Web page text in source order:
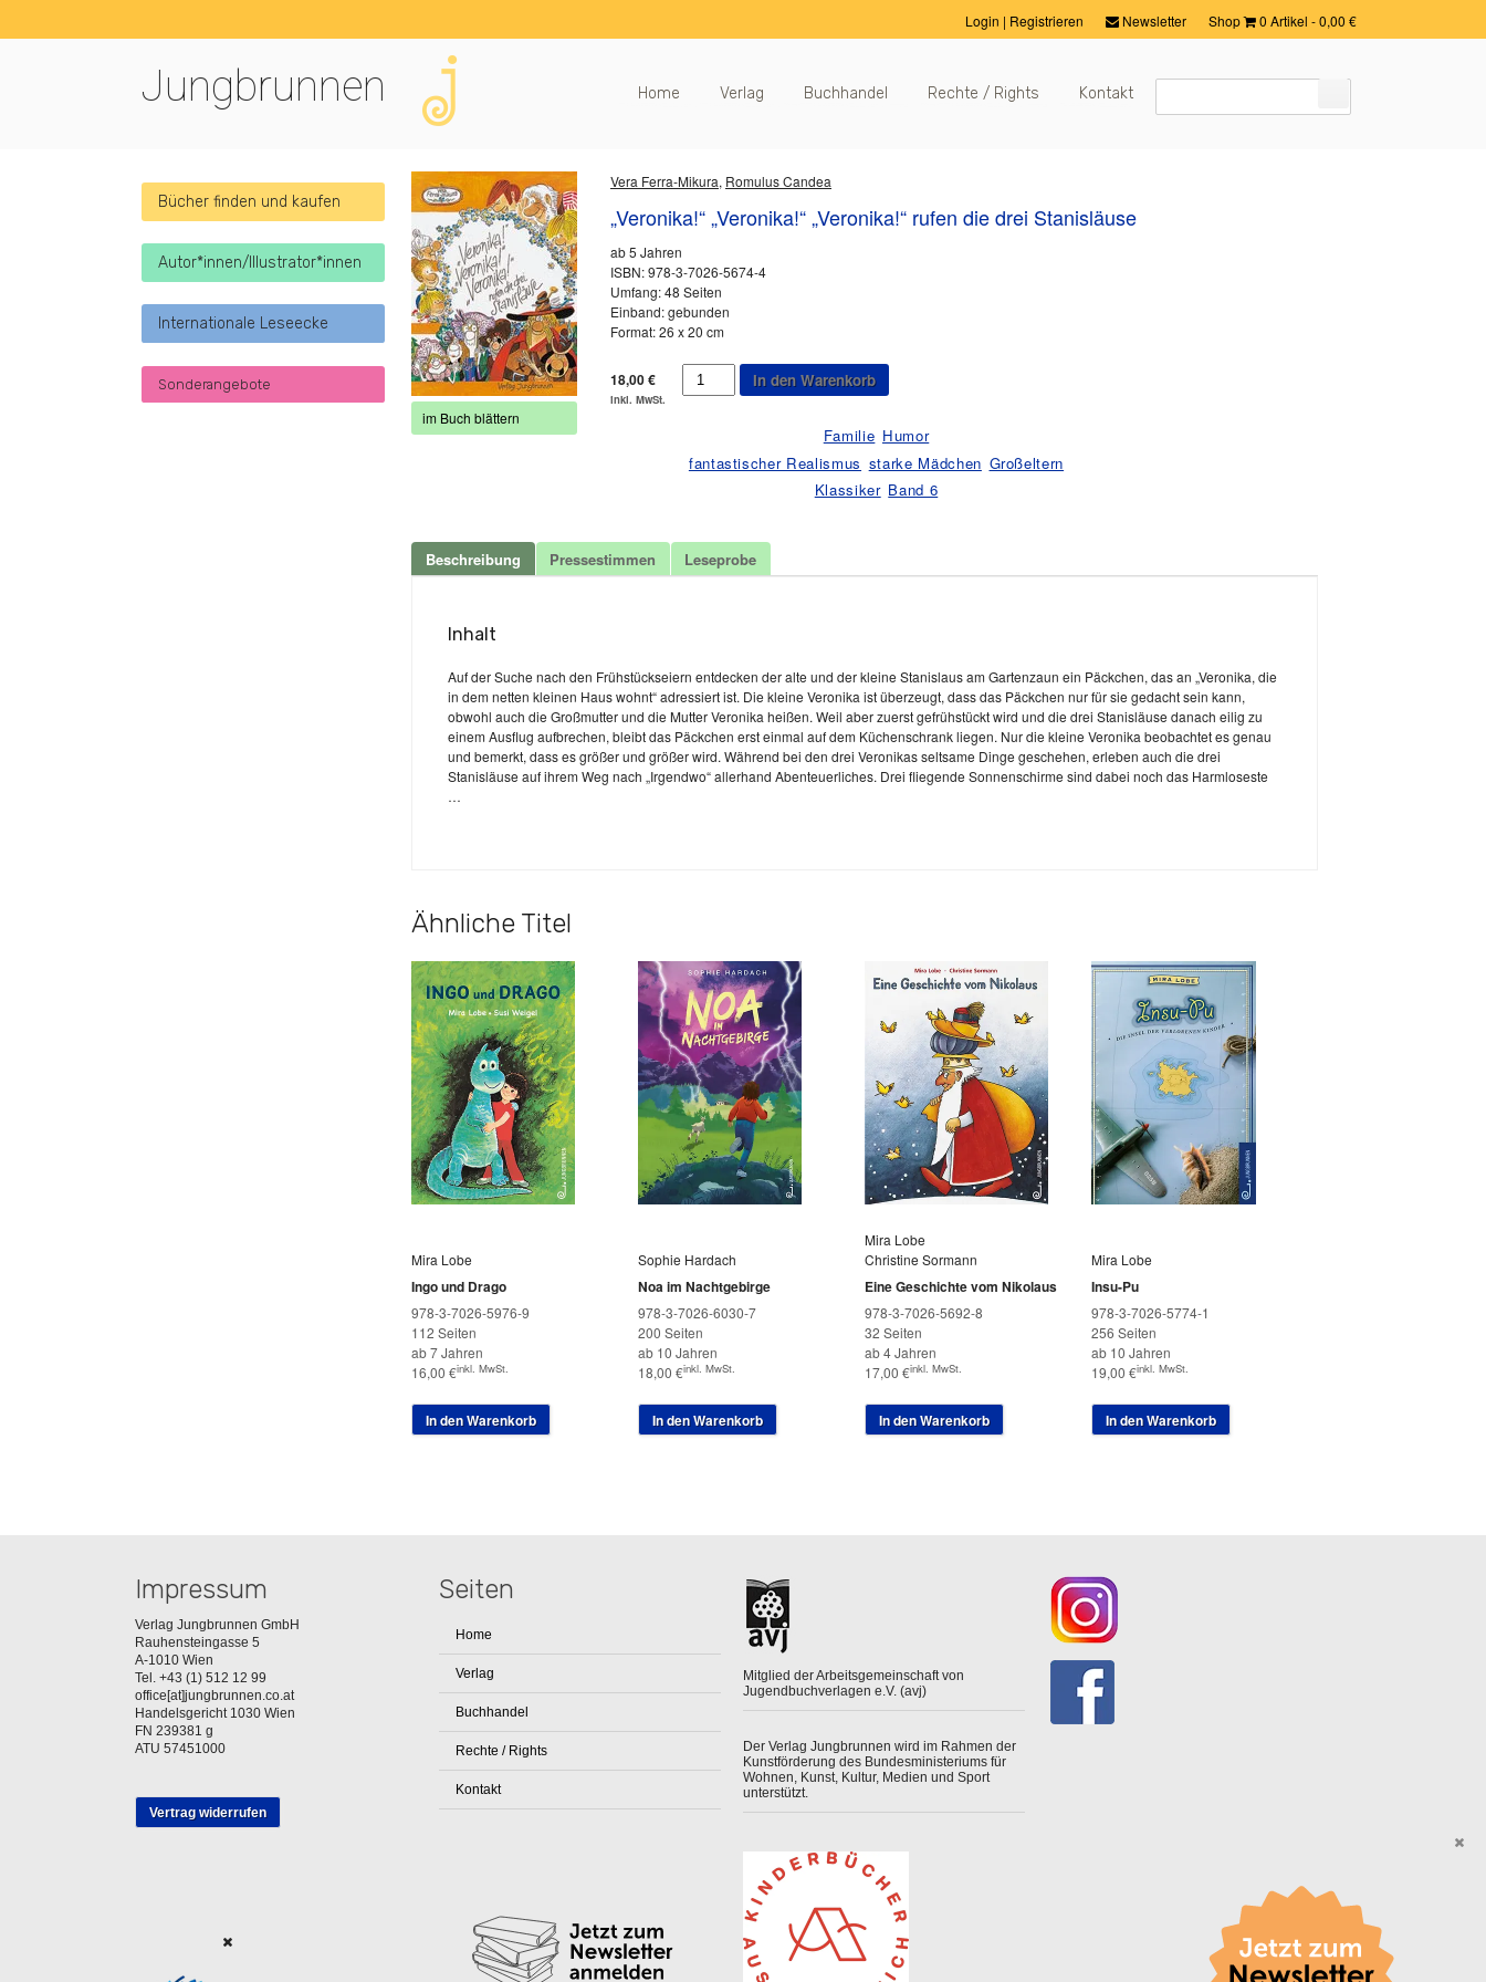
Shop 0 Artikel -0,00 €
Newsletter
Login | Registrieren
Jungbrunnen Home Verlag Buchhandel Rechte / Rights Kontakt
im Buch blättern
Vera Ferra-Mikura, Romulus Candea
„Veronika!“ „Veronika!“ „Veronika!“ rufen die drei Stanisläuse
ab 5 Jahren
ISBN: 978-3-7026-5674-4
Umfang: 48 Seiten
Einband: gebunden
Format: 26 x 20 cm
18,00€
inkl. MwSt.
"Veronika!"
"Veronika!"
drei
In den Warenkorb
Familie Humor
fantastischer Realismus starke Mädchen Großeltern
Klassiker Band 6
Beschreibung Pressestimmen Leseprobe
Inhalt
Auf der Suche nach den Frühstückseiern entdecken der alte und der kleine Stanislaus am Gartenzaun ein Päckchen, das an „Veronika, die
in dem netten kleinen Haus wohnt“ adressiert ist. Die kleine Veronika ist überzeugt, dass das Päckchen nur für sie gedacht sein kann,
obwohl auch die Großmutter und die Mutter Veronika heißen. Weil aber zuerst gefrühstückt wird und die drei Stanisläuse danach eilig zu
einem Ausflug aufbrechen, bleibt das Päckchen erst einmal auf dem Küchenschrank liegen. Nur die kleine Veronika beobachtet es genau
und bemerkt, dass es größer und größer wird. Während bei den drei Veronikas seltsame Dinge geschehen, erleben auch die drei
Stanisläuse auf ihrem Weg nach „Irgendwo“ allerhand Abenteuerliches. Drei fliegende Sonnenschirme sind dabei noch das Harmloseste
…
Ähnliche Titel
Mira Lobe
Ingo und Drago
978-3-7026-5976-9
112 Seiten
ab 7 Jahren
16,00 €inkl. MwSt.
In den Warenkorb
Sophie Hardach
Noa im Nachtgebirge
978-3-7026-6030-7
200 Seiten
ab 10 Jahren
18,00 €inkl. MwSt.
In den Warenkorb
Mira Lobe
Christine Sormann
Eine Geschichte vom Nikolaus
978-3-7026-5692-8
32 Seiten
ab 4 Jahren
17,00 €inkl. MwSt.
In den Warenkorb
Mira Lobe
Insu-Pu
978-3-7026-5774-1
256 Seiten
ab 10 Jahren
19,00 €inkl. MwSt.
In den Warenkorb
Bücher finden und kaufen
Autor*innen/Illustrator*innen
Internationale Leseecke
Sonderangebote
Impressum
Verlag Jungbrunnen GmbH
Rauhensteingasse 5
A-1010 Wien
Tel. +43 (1) 512 12 99
office[at]jungbrunnen.co.at
Handelsgericht 1030 Wien
FN 239381 g
ATU 57451000
Vertrag widerrufen
Seiten
Home
Verlag
Buchhandel
Rechte / Rights
Kontakt
Mitglied der Arbeitsgemeinschaft von
Jugendbuchverlagen e.V. (avj)
Der Verlag Jungbrunnen wird im Rahmen der
Kunstförderung des Bundesministeriums für
Wohnen, Kunst, Kultur, Medien und Sport
unterstützt.